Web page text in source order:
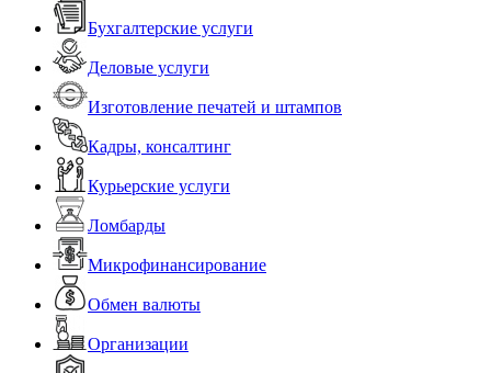
Бухгалтерские услуги
Деловые услуги
Изготовление печатей и штампов
Кадры, консалтинг
Курьерские услуги
Ломбарды
Микрофинансирование
Обмен валюты
Организации